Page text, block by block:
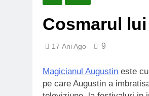
Cosmarul
17 Ani Ago 9
Magicianul Augustin este
pe care Augustin a